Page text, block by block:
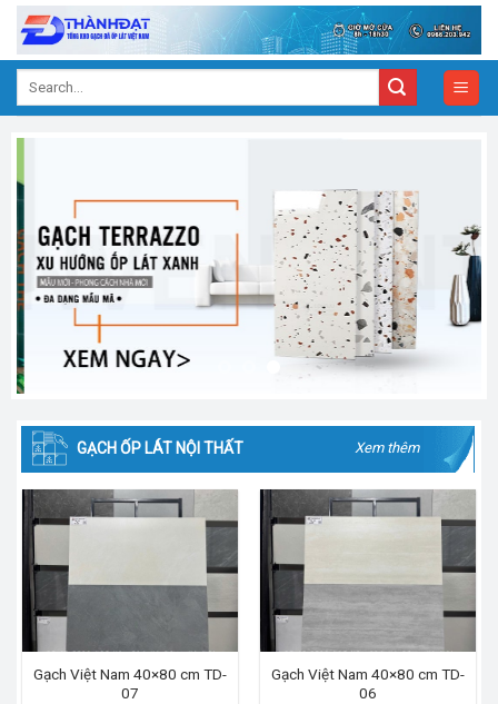
Skip
content
GẠCH ỐP LÁT NỘI THẤT Xem thêm
Gạch Việt Nam 40×80 cm TD-
07
Gạch Việt Nam 40×80 cm TD-
06